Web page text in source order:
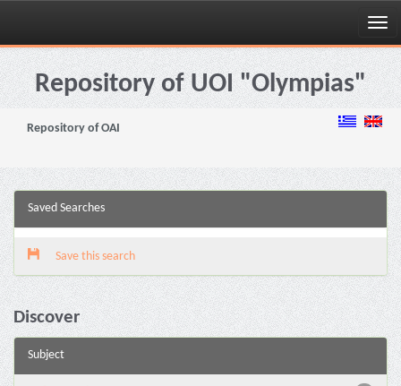
Skip
navigationRepository of UOI "Olympias"
Repository of OAI
Saved Searches
Save this search
Discover
Subject